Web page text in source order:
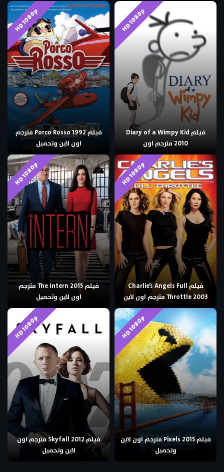
HD 1080p
فيلم Diary of a Wimpy Kid
2010 مترجم اون
HD 1080p
فيلم Porco Rosso 1992 مترجم
اون لاين وتحميل
HD 1080p
فيلم Charlie’s Angels Full
Throttle 2003 مترجم اون لاين
HD 1080p
فيلم The Intern 2015 مترجم
اون لاين وتحميل
HD 1080p
فيلم Pixels 2015 مترجم اون لاين
وتحميل
HD 1080p
فيلم Skyfall 2012 مترجم اون
لاين وتحميل